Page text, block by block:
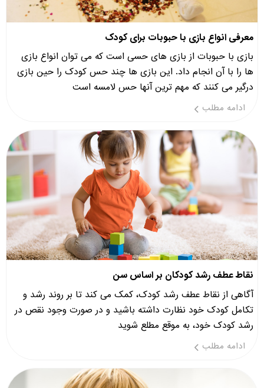
معرفی انواع بازی با حبوبات برای کودک
بازی با حبوبات از بازی های حسی است که می توان انواع بازی
ها را با آن انجام داد. این بازی ها چند حس کودک را حین بازی
درگیر می کنند که مهم ترین آنها حس لامسه است
ادامه مطلب
نقاط عطف رشد کودکان بر اساس سن
آگاهی از نقاط عطف رشد کودک، کمک می کند تا بر روند رشد و
تکامل کودک خود نظارت داشته باشید و در صورت وجود نقص در
رشد کودک خود، به موقع مطلع شوید
ادامه مطلب